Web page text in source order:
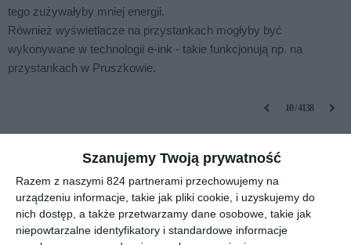
Szanujemy Twoją prywatność
Razem z naszymi 824 partnerami przechowujemy na
urządzeniu informacje, takie jak pliki cookie, i uzyskujemy do
nich dostęp, a także przetwarzamy dane osobowe, takie jak
niepowtarzalne identyfikatory i standardowe informacje
tego zużywałyby mniej energii.
Również wyświetlacze na przystankach mogłyby być
wykonywane w technologii e-ink - takie funkcjonują np. na
przystankach w Pruszkowie.
10 / 4138
Dodaj komentarz: